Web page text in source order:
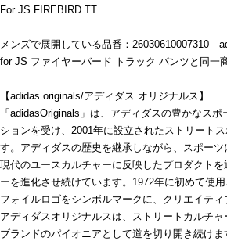
For JS FIREBIRD TT
メンズで展開している品番：26030610007310
for JS ファイヤーバード トラック パンツと同一
【adidas originals/アディダス オリジナルス】
「adidasOriginals」は、アディダスの豊かなス
ションを受け、2001年に設立されたストリート
す。アディダスの歴史を継承しながら、スポーツ
現代のユースカルチャーに反映したプロダクト
ーを進化させ続けています。1972年に初めて使
フォイルロゴをシンボルマークに、クリエイテ
アディダスオリジナルスは、ストリートカルチ
ブランドのパイオニアとして道を切り開き続けま